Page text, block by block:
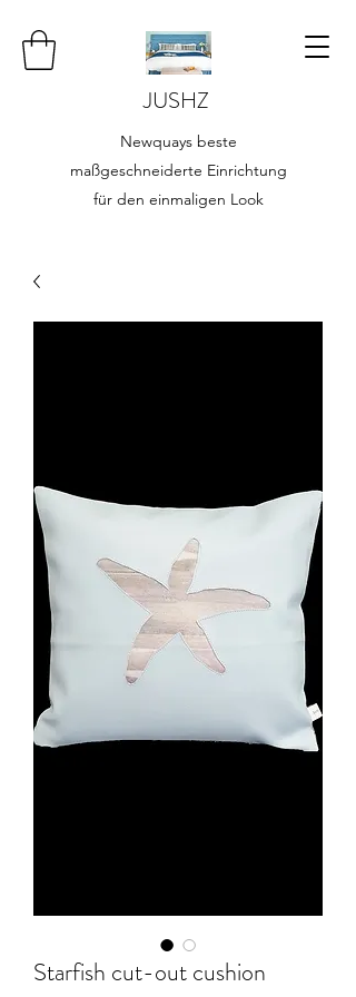
JUSHZ
Newquays beste
maßgeschneiderte Einrichtung
für den einmaligen Look
Starfish cut-out cushion